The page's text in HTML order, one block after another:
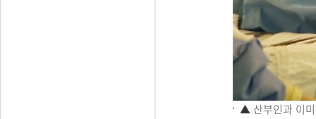
▲ 산부인과 이